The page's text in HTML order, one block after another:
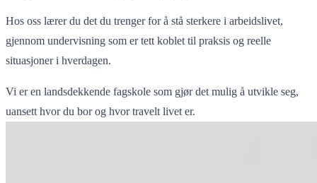
Hos oss lærer du det du trenger for å stå sterkere i arbeidslivet,
gjennom undervisning som er tett koblet til praksis og reelle
situasjoner i hverdagen.
Vi er en landsdekkende fagskole som gjør det mulig å utvikle seg,
uansett hvor du bor og hvor travelt livet er.